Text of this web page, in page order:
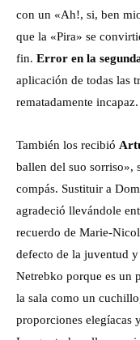
con un «Ah!, si, ben
que la «Pira» se
fin. Error en la
aplicación de todas las
rematadamente
También los recibió
ballen del suo sorriso»,
compás. Sustituir a
agradeció llevándole
recuerdo de Marie-
defecto de la juventud
Netrebko porque es un
la sala como un
proporciones elegíacas